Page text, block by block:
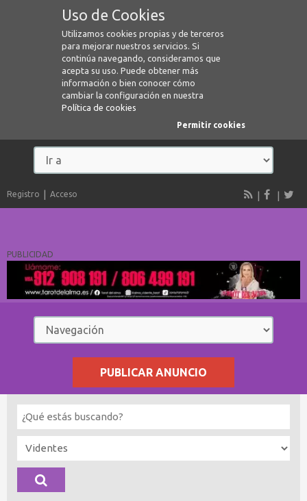
Uso de Cookies
Utilizamos cookies propias y de terceros
para mejorar nuestros servicios. Si
continúa navegando, consideramos que
acepta su uso. Puede obtener más
información o bien conocer cómo
cambiar la configuración en nuestra
Política de cookies
Permitir cookies
Registro Acceso
PUBLICIDAD
PUBLICAR ANUNCIO